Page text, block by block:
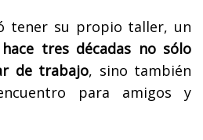
tener su propio taller, un
hace tres décadas no sólo
de trabajo, sino también
para amigos y